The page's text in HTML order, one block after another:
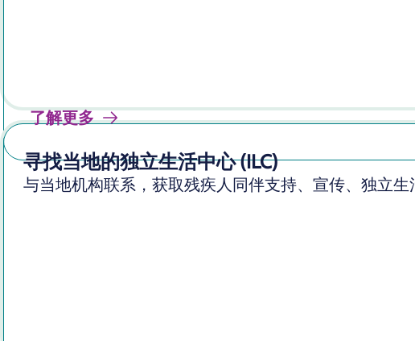
了解更多
寻找当地的独立生活中心 (ILC)
与当地机构联系，获取残疾人同伴支持、宣传、独立生